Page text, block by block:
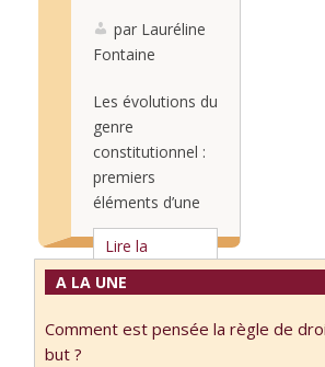
par Lauréline
Fontaine
Les évolutions du
genre
constitutionnel :
premiers
éléments d’une
« radiographie »
engagée par
Lauréline
Avertissement :
Lire la
suite...
A LA UNE
Comment est pensée la règle de
but ?